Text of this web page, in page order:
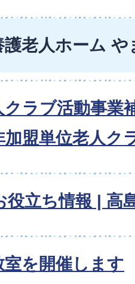
護老人ホーム や
クラブ活動事業
加盟単位老人ク
役立ち情報 | 高
室を開催します